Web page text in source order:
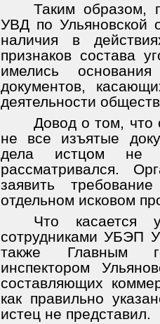
Таким образом,
УВД по Ульяновской
наличия в
признаков состава
имелись
документов,
деятельности
Довод о том, что
не все изъятые
дела истцом не
рассматривался.
заявить
отдельном исковом
Что касается
сотрудниками УБЭП
также Главным
инспектором
составляющих
как правильно
истец не представил.